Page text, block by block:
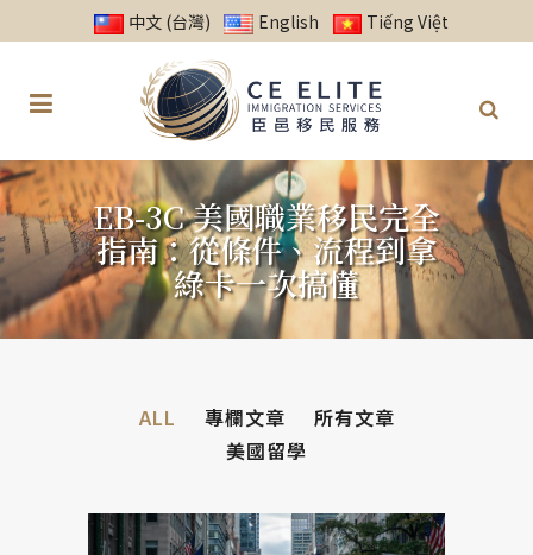
中文 (台灣) English Tiếng Việt
EB-3C 美國職業移民完全
指南：從條件、流程到拿
綠卡一次搞懂
ALL 專欄文章
所有文章
美國留學